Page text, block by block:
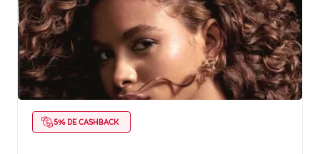
5% DE CASHBACK